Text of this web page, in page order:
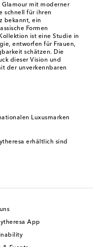
Glamour mit moderner
schnell für ihren
bekannt, ein
Formen
ist eine Studie in
entworfen für Frauen,
schätzen. Die
dieser Vision und
der unverkennbaren
Luxusmarken
erhältlich sind
App